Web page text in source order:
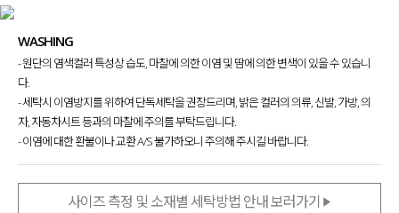
WASHING
- 원단의 염색컬러 특성상 습도, 마찰에 의한 이염 및 땀에 의한 변색이 있을 수 있습니
다.
- 세탁시 이염방지를 위하여 단독세탁을 권장드리며, 밝은 컬러의 의류, 신발, 가방, 의
자, 자동차시트 등과의 마찰에 주의를 부탁드립니다.
- 이염에 대한 환불이나 교환 A/S 불가하오니 주의해 주시길 바랍니다.
사이즈 측정 및 소재별 세탁방법 안내 보러가기